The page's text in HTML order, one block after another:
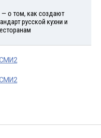
— о том, как создают
русской кухни и